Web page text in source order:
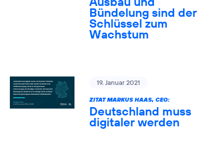
Bündelung sind der
Schlüssel zum
Wachstum
19. Januar 2021
ZITAT MARKUS HAAS, CEO:
Deutschland muss
digitaler werden